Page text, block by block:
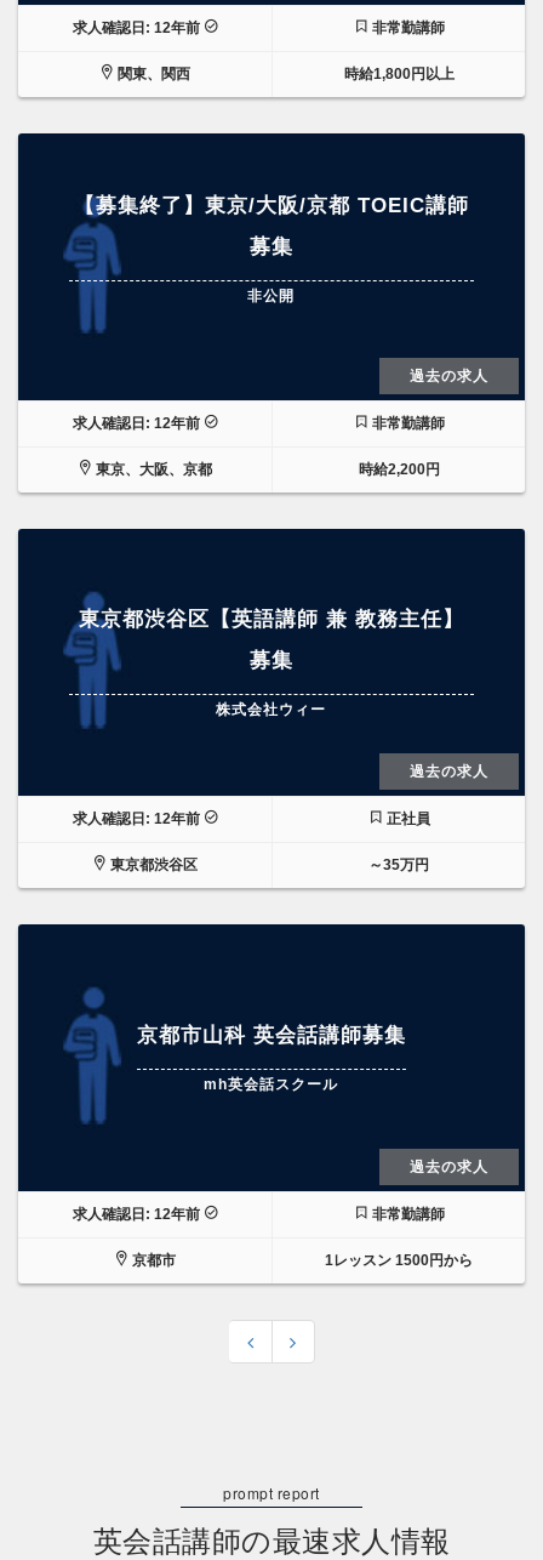
求人確認日: 12年前 非常勤講師
関東、関西 時給1,800円以上
【募集終了】東京/大阪/京都 TOEIC講師
募集
非公開
過去の求人
求人確認日: 12年前 非常勤講師
東京、大阪、京都 時給2,200円
東京都渋谷区【英語講師 兼 教務主任】
募集
株式会社ウィー
過去の求人
求人確認日: 12年前 正社員
東京都渋谷区 ～35万円
京都市山科 英会話講師募集
mh英会話スクール
過去の求人
求人確認日: 12年前 非常勤講師
京都市 1レッスン 1500円から
英会話講師の最速求人情報